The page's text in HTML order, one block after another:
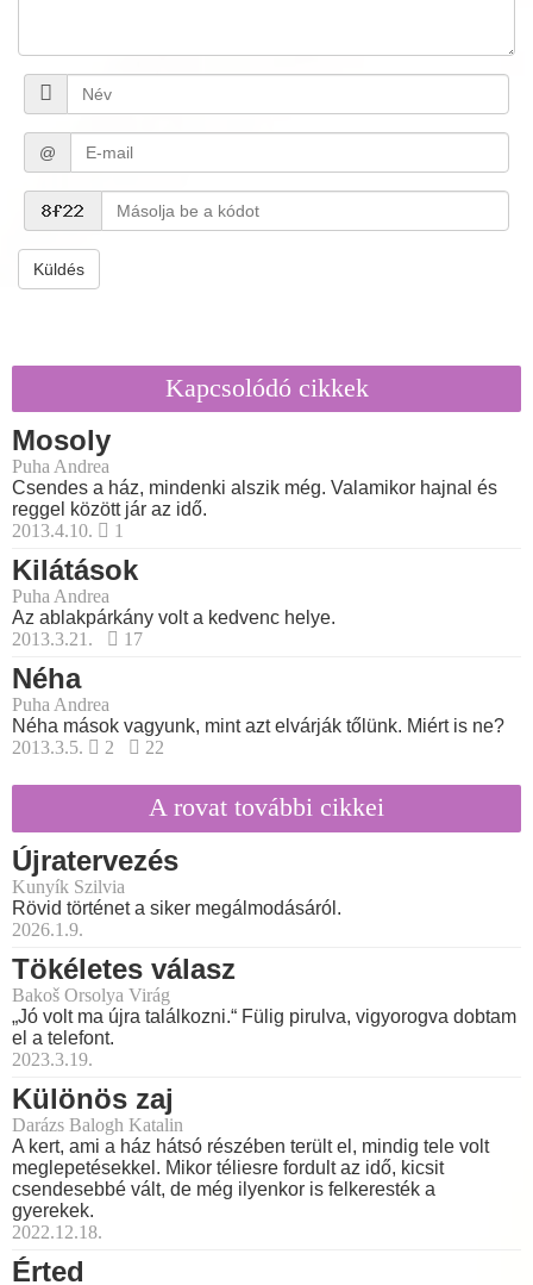
@
Küldés
Kapcsolódó cikkek
Mosoly
Puha Andrea
Csendes a ház, mindenki alszik még. Valamikor hajnal és
reggel között jár az idő.
2013.4.10.
1
Kilátások
Puha Andrea
Az ablakpárkány volt a kedvenc helye.
2013.3.21.
17
Néha
Puha Andrea
Néha mások vagyunk, mint azt elvárják tőlünk. Miért is ne?
2013.3.5.
2 22
A rovat további cikkei
Újratervezés
Kunyík Szilvia
Rövid történet a siker megálmodásáról.
2026.1.9.
Tökéletes válasz
Bakoš Orsolya Virág
„Jó volt ma újra találkozni.“ Fülig pirulva, vigyorogva dobtam
el a telefont.
2023.3.19.
Különös zaj
Darázs Balogh Katalin
A kert, ami a ház hátsó részében terült el, mindig tele volt
meglepetésekkel. Mikor téliesre fordult az idő, kicsit
csendesebbé vált, de még ilyenkor is felkeresték a
gyerekek.
2022.12.18.
Érted